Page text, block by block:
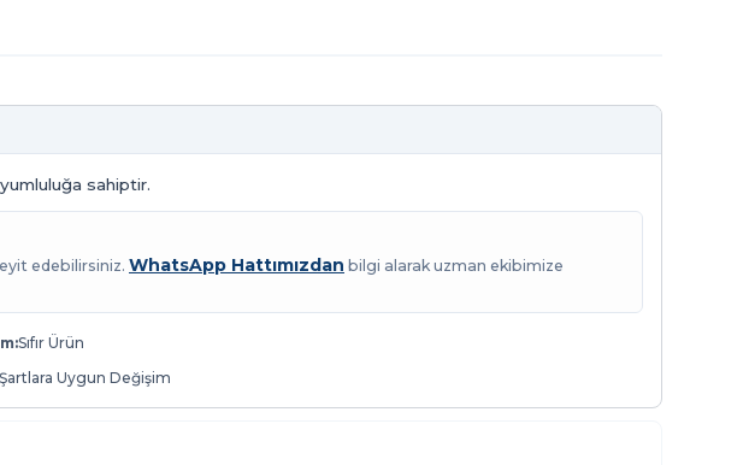
sahiptir.
edebilirsiniz. WhatsApp Hattımızdan bilgi alarak uzman ekibimize
Sıfır Ürün
Şartlara Uygun Değişim